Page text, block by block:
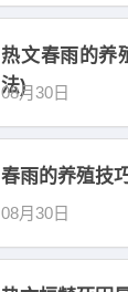
热文春雨的养
法)
08月30日
春雨的养殖技
08月30日